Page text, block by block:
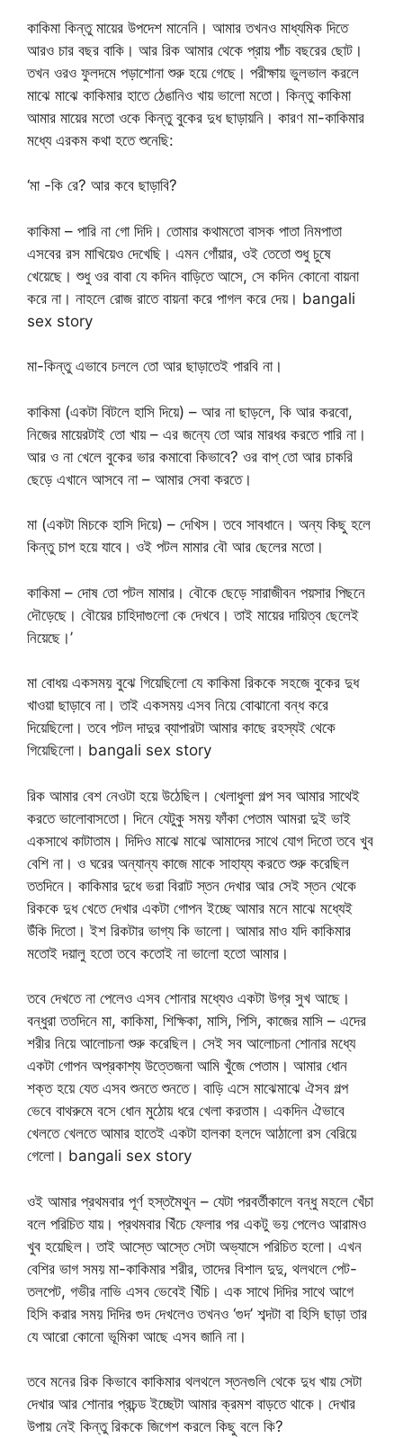
কাকিমা কিন্তু মায়ের উপদেশ মানেনি। আমার তখনও মাধ্যমিক দিতে
আরও চার বছর বাকি। আর রিক আমার থেকে প্রায় পাঁচ বছরের ছোট।
তখন ওরও ফুলদমে পড়াশোনা শুরু হয়ে গেছে। পরীক্ষায় ভুলভাল করলে
মাঝে মাঝে কাকিমার হাতে ঠেঙানিও খায় ভালো মতো। কিন্তু কাকিমা
আমার মায়ের মতো ওকে কিন্তু বুকের দুধ ছাড়ায়নি। কারণ মা-কাকিমার
মধ্যে এরকম কথা হতে শুনেছি:
‘মা -কি রে? আর কবে ছাড়াবি?
কাকিমা – পারি না গো দিদি। তোমার কথামতো বাসক পাতা নিমপাতা
এসবের রস মাখিয়েও দেখেছি। এমন গোঁয়ার, ওই তেতো শুধু চুষে
খেয়েছে। শুধু ওর বাবা যে কদিন বাড়িতে আসে, সে কদিন কোনো বায়না
করে না। নাহলে রোজ রাতে বায়না করে পাগল করে দেয়। bangali
sex story
মা-কিন্তু এভাবে চললে তো আর ছাড়াতেই পারবি না।
কাকিমা (একটা বিটলে হাসি দিয়ে) – আর না ছাড়লে, কি আর করবো,
নিজের মায়েরটাই তো খায় – এর জন্যে তো আর মারধর করতে পারি না।
আর ও না খেলে বুকের ভার কমাবো কিভাবে? ওর বাপ্ তো আর চাকরি
ছেড়ে এখানে আসবে না – আমার সেবা করতে।
মা (একটা মিচকে হাসি দিয়ে) – দেখিস। তবে সাবধানে। অন্য কিছু হলে
কিন্তু চাপ হয়ে যাবে। ওই পটল মামার বৌ আর ছেলের মতো।
কাকিমা – দোষ তো পটল মামার। বৌকে ছেড়ে সারাজীবন পয়সার পিছনে
দৌড়েছে। বৌয়ের চাহিদাগুলো কে দেখবে। তাই মায়ের দায়িত্ব ছেলেই
নিয়েছে।’
মা বোধয় একসময় বুঝে গিয়েছিলো যে কাকিমা রিককে সহজে বুকের দুধ
খাওয়া ছাড়াবে না। তাই একসময় এসব নিয়ে বোঝানো বন্ধ করে
দিয়েছিলো। তবে পটল দাদুর ব্যাপারটা আমার কাছে রহস্যই থেকে
গিয়েছিলো। bangali sex story
রিক আমার বেশ নেওটা হয়ে উঠেছিল। খেলাধুলা গল্প সব আমার সাথেই
করতে ভালোবাসতো। দিনে যেটুকু সময় ফাঁকা পেতাম আমরা দুই ভাই
একসাথে কাটাতাম। দিদিও মাঝে মাঝে আমাদের সাথে যোগ দিতো তবে খুব
বেশি না। ও ঘরের অন্যান্য কাজে মাকে সাহায্য করতে শুরু করেছিল
ততদিনে। কাকিমার দুধে ভরা বিরাট স্তন দেখার আর সেই স্তন থেকে
রিককে দুধ খেতে দেখার একটা গোপন ইচ্ছে আমার মনে মাঝে মধ্যেই
উঁকি দিতো। ইশ রিকটার ভাগ্য কি ভালো। আমার মাও যদি কাকিমার
মতোই দয়ালু হতো তবে কতোই না ভালো হতো আমার।
তবে দেখতে না পেলেও এসব শোনার মধ্যেও একটা উগ্র সুখ আছে।
বন্ধুরা ততদিনে মা, কাকিমা, শিক্ষিকা, মাসি, পিসি, কাজের মাসি – এদের
শরীর নিয়ে আলোচনা শুরু করেছিল। সেই সব আলোচনা শোনার মধ্যে
একটা গোপন অপ্রকাশ্য উত্তেজনা আমি খুঁজে পেতাম। আমার ধোন
শক্ত হয়ে যেত এসব শুনতে শুনতে। বাড়ি এসে মাঝেমাঝে ঐসব গল্প
ভেবে বাথরুমে বসে ধোন মুঠোয় ধরে খেলা করতাম। একদিন ঐভাবে
খেলতে খেলতে আমার হাতেই একটা হালকা হলদে আঠালো রস বেরিয়ে
গেলো। bangali sex story
ওই আমার প্রথমবার পূর্ণ হস্তমৈথুন – যেটা পরবর্তীকালে বন্ধু মহলে খেঁচা
বলে পরিচিত যায়। প্রথমবার খিঁচে ফেলার পর একটু ভয় পেলেও আরামও
খুব হয়েছিল। তাই আস্তে আস্তে সেটা অভ্যাসে পরিচিত হলো। এখন
বেশির ভাগ সময় মা-কাকিমার শরীর, তাদের বিশাল দুদু, থলথলে পেট-
তলপেট, গভীর নাভি এসব ভেবেই খিঁচি। এক সাথে দিদির সাথে আগে
হিসি করার সময় দিদির গুদ দেখলেও তখনও ‘গুদ’ শব্দটা বা হিসি ছাড়া তার
যে আরো কোনো ভূমিকা আছে এসব জানি না।
তবে মনের রিক কিভাবে কাকিমার থলথলে স্তনগুলি থেকে দুধ খায় সেটা
দেখার আর শোনার প্রচন্ড ইচ্ছেটা আমার ক্রমশ বাড়তে থাকে। দেখার
উপায় নেই কিন্তু রিককে জিগেশ করলে কিছু বলে কি?